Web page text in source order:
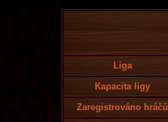
Liga
Kapacita ligy
Zaregistrováno hráčů